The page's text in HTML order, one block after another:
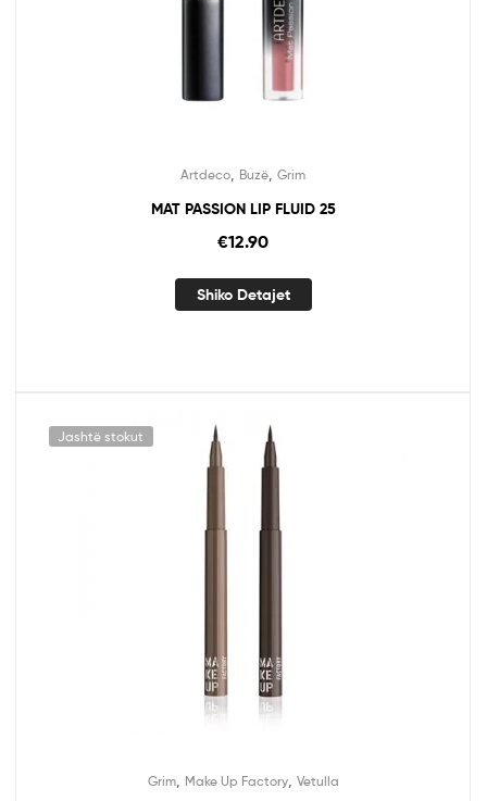
Artdeco Buzë Grim
MAT PASSION LIP FLUID 25
€12.90
Shiko Detajet
Jashtë stokut
Grim, Make Up Factory, Vetulla